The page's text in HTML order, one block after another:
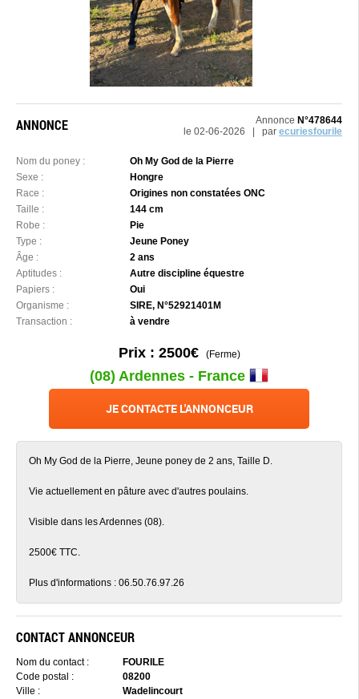
ANNONCE Annonce N°478644
le 02-06-2026 | par ecuriesfourile
Nom du poney :
Oh My God de la Pierre
Sexe :
Hongre
Race :
Origines non constatées ONC
Taille :
144 cm
Robe :
Pie
Type :
Jeune Poney
Âge :
2 ans
Aptitudes :
Autre discipline équestre
Papiers :
Oui
Organisme :
SIRE, N°52921401M
Transaction :
à vendre
Prix : 2500€(Ferme)
(08) Ardennes - France
JE CONTACTE L'ANNONCEUR
Oh My God de la Pierre, Jeune poney de 2 ans, Taille D.
Vie actuellement en pâture avec d'autres poulains.
Visible dans les Ardennes (08).
2500€ TTC.
Plus d'informations : 06.50.76.97.26
CONTACT ANNONCEUR
Nom du contact :
FOURILE
Code postal :
08200
Ville :
Wadelincourt